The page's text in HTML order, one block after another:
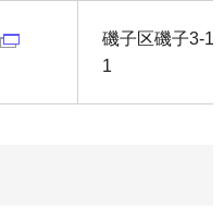
磯子区磯子3-1-
1